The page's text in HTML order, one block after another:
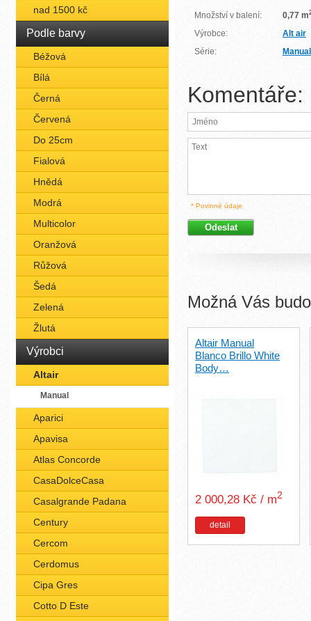
nad 1500 kč
Podle barvy
Béžová
Bílá
Černá
Červená
Do 25cm
Fialová
Hnědá
Modrá
Multicolor
Oranžová
Růžová
Šedá
Zelená
Žlutá
Výrobci
Altair
Manual
Aparici
Apavisa
Atlas Concorde
CasaDolceCasa
Casalgrande Padana
Century
Cercom
Cerdomus
Cipa Gres
Cotto D Este
Množství v balení: 0,77 m
Výrobce:
Alt air
Série:
Manual
Komentáře:
* Povinné údaje
Možná Vás
Altair Manual
Blanco Brillo White
Body…
2 000,28 Kč / m2
detail